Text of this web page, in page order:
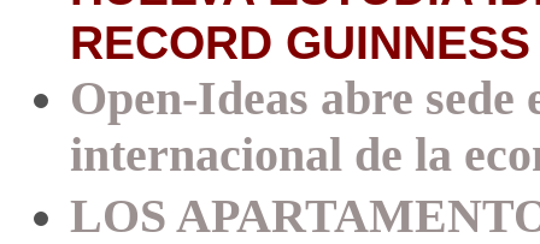
RECORD GUINNESS
Open-Ideas abre
internacional de la
LOS